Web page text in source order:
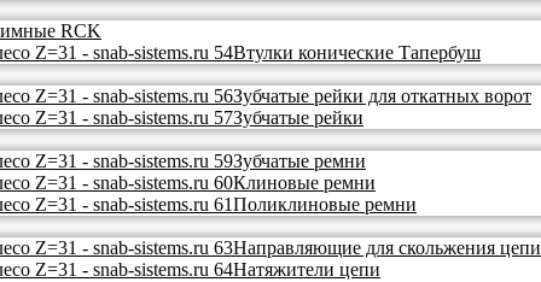
RCK
Втулки конические Тапербуш
Зубчатые рейки для откатных ворот
Зубчатые рейки
Зубчатые ремни
Клиновые ремни
Поликлиновые ремни
Направляющие для скольжения цепи
Натяжители цепи